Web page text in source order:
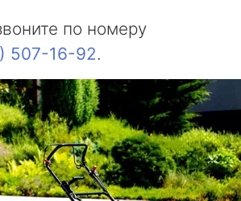
по номеру
507-16-92.